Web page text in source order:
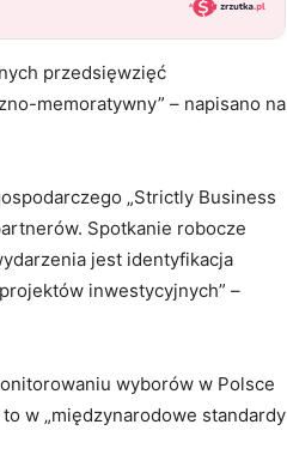
przedsięwzięć
memoratywny” – napisano na
„Strictly Business
Spotkanie robocze
jest identyfikacja
inwestycyjnych” –
wyborów w Polsce
w „międzynarodowe standardy